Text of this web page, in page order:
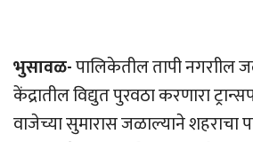
भुसावळ-पालिकेतील तापी नगराील
केंद्रातील विद्युत पुरवठा करणारा
वाजेच्या सुमारास जळाल्याने शहराचा